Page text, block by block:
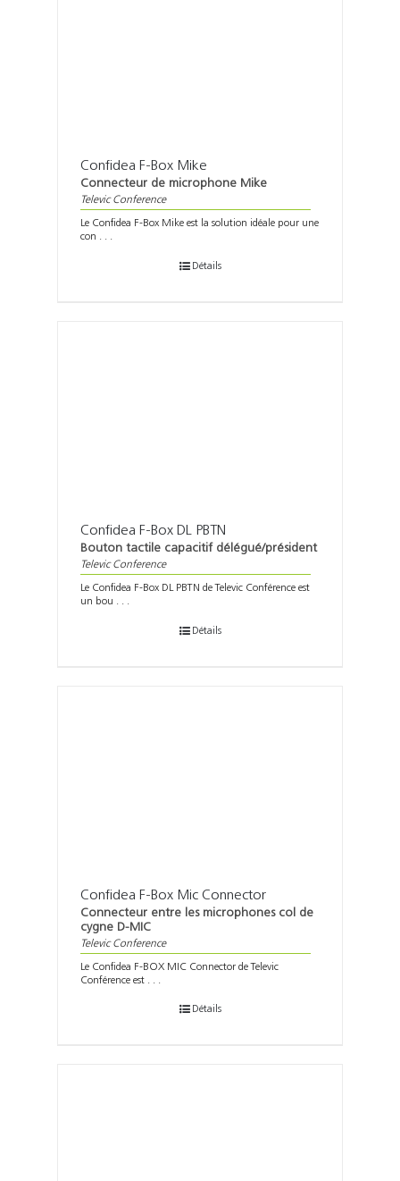
Confidea F-Box Mike
Connecteur de microphone Mike
Televic Conference
Le Confidea F-Box Mike est la solution idéale pour une
con . . .
Détails
Confidea F-Box DL PBTN
Bouton tactile capacitif délégué/président
Televic Conference
Le Confidea F-Box DL PBTN de Televic Conférence est
un bou . . .
Détails
Confidea F-Box Mic Connector
Connecteur entre les microphones col de
cygne D-MIC
Televic Conference
Le Confidea F-BOX MIC Connector de Televic
Conférence est . . .
Détails